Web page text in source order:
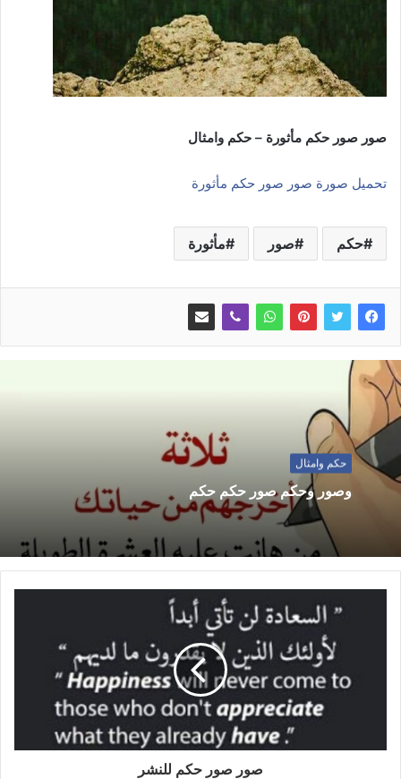
صور صور حكم مأثورة – حكم وامثال
تحميل صورة صور صور حكم مأثورة
حكم صور مأثورة
حكم وامثال
وصور وحكم صور حكم حكم
صور صور حكم للنشر